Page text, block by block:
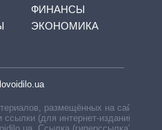
ФИНАНСЫ
ЭКОНОМИКА
размещённых на сайте,
ссылки (для интернет-изданий —